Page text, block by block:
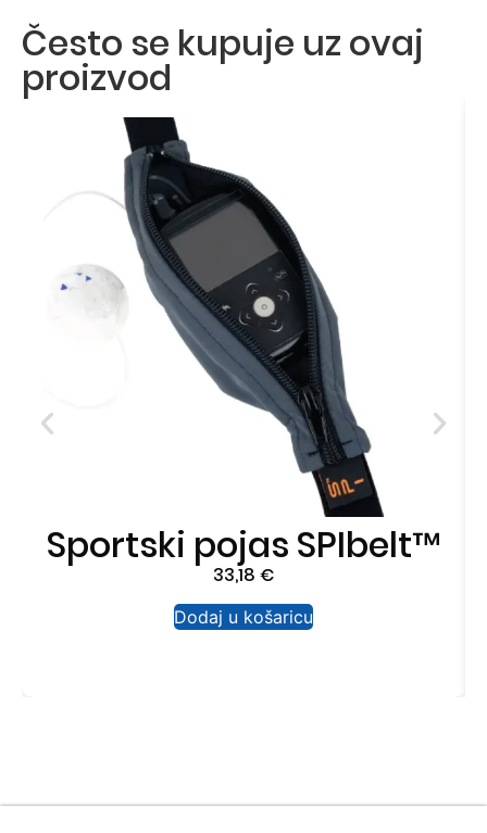
Često se kupuje uz ovaj
proizvod
Sportski pojas SPIbelt™
33,18 €
Dodaj u košaricu